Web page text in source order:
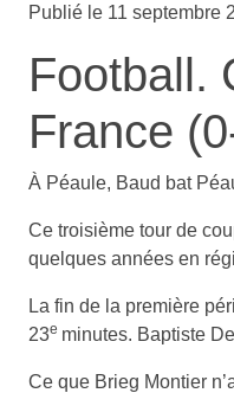
Publié le 11 septembre
Football.
France
À Péaule, Baud bat
Ce troisième tour de
quelques années en
La fin de la première
23e minutes. Baptiste
Ce que Brieg Montier